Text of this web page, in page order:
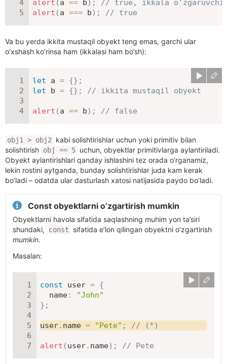
alert ( a == b ) ;
// true, ikkala
alert (a === b) ; // true
Va bu yerda ikkita mustaqil obyekt teng emas, garchi ular
o’xshash ko’rinsa ham (ikkalasi ham bo’sh):
let a = {} ;
let b = {} ; // ikkita mustaqil obyekt
alert (a == b) ; // false
obj1 > obj2
kabi solishtirishlar uchun yoki primitiv bilan
solishtirish obj == 5 uchun, obyektlar primitivlarga aylantiriladi.
Obyekt aylantirishlari qanday ishlashini tez orada o’rganamiz,
lekin rostini aytganda, bunday solishtirishlar juda kam kerak
bo’ladi – odatda ular dasturlash xatosi natijasida paydo bo’ladi.
Const obyektlarni o’zgartirish mumkin
Obyektlarni havola sifatida saqlashning muhim yon ta’siri
shundaki,
const
sifatida e’lon qilingan obyektni o’zgartirish
mumkin.
Masalan:
const user = {
name:
"John"
} ;
user. name = "Pete" ; // (*)
alert (user. name) ; // Pete